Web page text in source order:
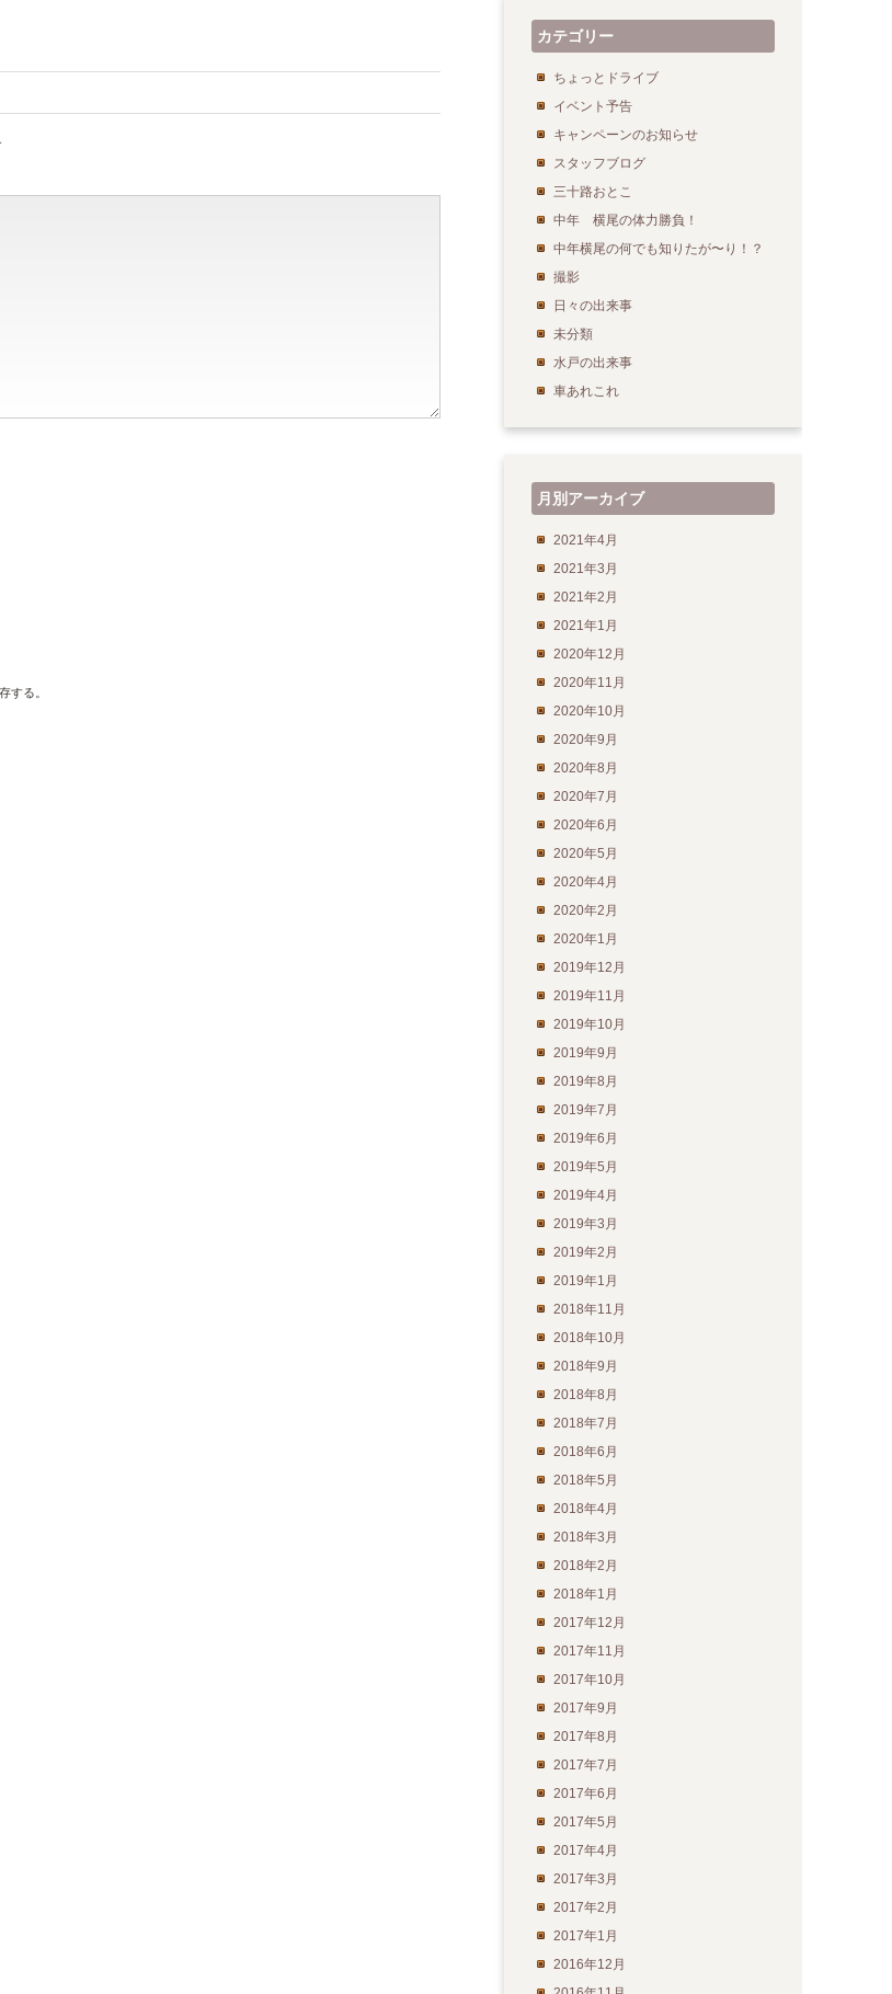
する。
カテゴリー
ちょっとドライブ
イベント予告
キャンペーンのお知らせ
スタッフブログ
三十路おとこ
中年 横尾の体力勝負！
中年横尾の何でも知りたが〜り！？
撮影
日々の出来事
未分類
水戸の出来事
車あれこれ
月別アーカイブ
2021年4月
2021年3月
2021年2月
2021年1月
2020年12月
2020年11月
2020年10月
2020年9月
2020年8月
2020年7月
2020年6月
2020年5月
2020年4月
2020年2月
2020年1月
2019年12月
2019年11月
2019年10月
2019年9月
2019年8月
2019年7月
2019年6月
2019年5月
2019年4月
2019年3月
2019年2月
2019年1月
2018年11月
2018年10月
2018年9月
2018年8月
2018年7月
2018年6月
2018年5月
2018年4月
2018年3月
2018年2月
2018年1月
2017年12月
2017年11月
2017年10月
2017年9月
2017年8月
2017年7月
2017年6月
2017年5月
2017年4月
2017年3月
2017年2月
2017年1月
2016年12月